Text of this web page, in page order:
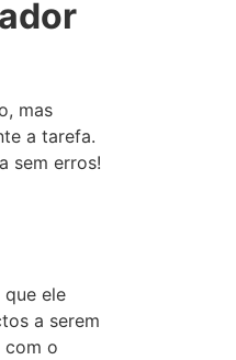
mas
a tarefa.
sem erros!
ele
a serem
com o